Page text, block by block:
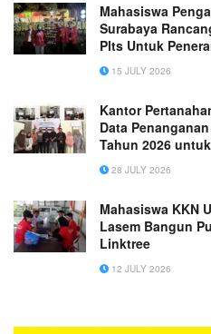
Mahasiswa
Surabaya
Plts Untuk
Asempapak,
Gresik
15 JULY 2026
Kantor
Data
Tahun 2026
Masyarakat
28 JULY 2026
Mahasiswa KKN
Lasem Bangun
Linktree
12 JULY 2026